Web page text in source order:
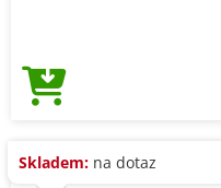
Skladem: na dotaz